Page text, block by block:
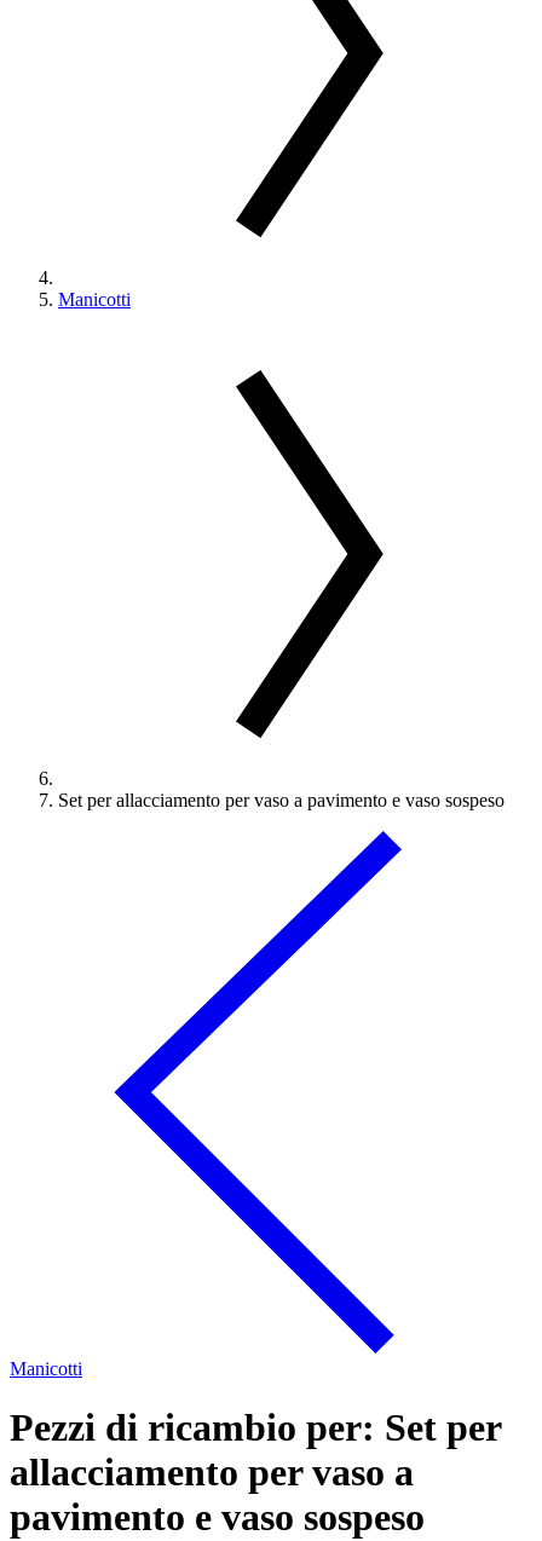
Manicotti
Set per allacciamento per vaso a pavimento e vaso sospeso
Manicotti
Pezzi di ricambio per: Set per
allacciamento per vaso a
pavimento e vaso sospeso